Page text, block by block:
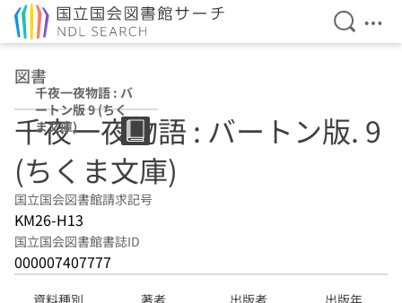
検索を
メ
図書
千夜一夜物語 : バ
ートン版 9 (ちく
ま文庫)
千夜一夜物語 : バートン版. 9
(ちくま文庫)
国立国会図書館請求記号
KM26-H13
国立国会図書館書誌ID
000007407777
資料種別 著者 出版者 出版年